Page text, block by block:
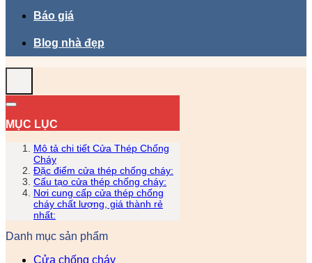
Báo giá
Blog nhà đẹp
MỤC LỤC
Mô tả chi tiết Cửa Thép Chống
Cháy
Đặc điểm cửa thép chống cháy:
Cấu tạo cửa thép chống cháy:
Nơi cung cấp cửa thép chống
cháy chất lượng, giá thành rẻ
nhất:
Danh mục sản phẩm
Cửa chống cháy